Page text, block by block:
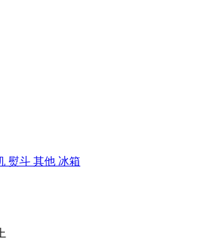
熨斗 其他 冰箱